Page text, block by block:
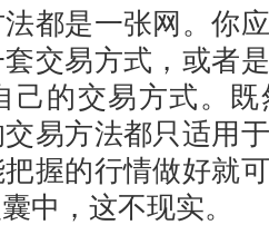
是一张网。你应
交易方式，或者
己的交易方式。
易方法都只适用
握的行情做好就
中，这不现实。